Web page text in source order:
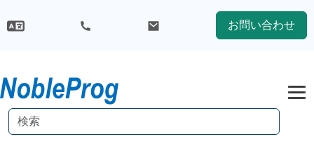
お問い合わせ